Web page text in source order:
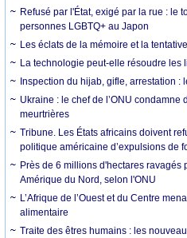
Refusé par l'État, exigé par la rue : le
personnes LGBTQ+ au Japon
Les éclats de la mémoire et la
La technologie peut-elle résoudre les
Inspection du hijab, gifle, arrestation :
Ukraine : le chef de l’ONU condamne
meurtrières
Tribune. Les États africains doivent
politique américaine d’expulsions de
Près de 6 millions d'hectares ravagés
Amérique du Nord, selon l'ONU
L’Afrique de l’Ouest et du Centre
alimentaire
Traite des êtres humains : les